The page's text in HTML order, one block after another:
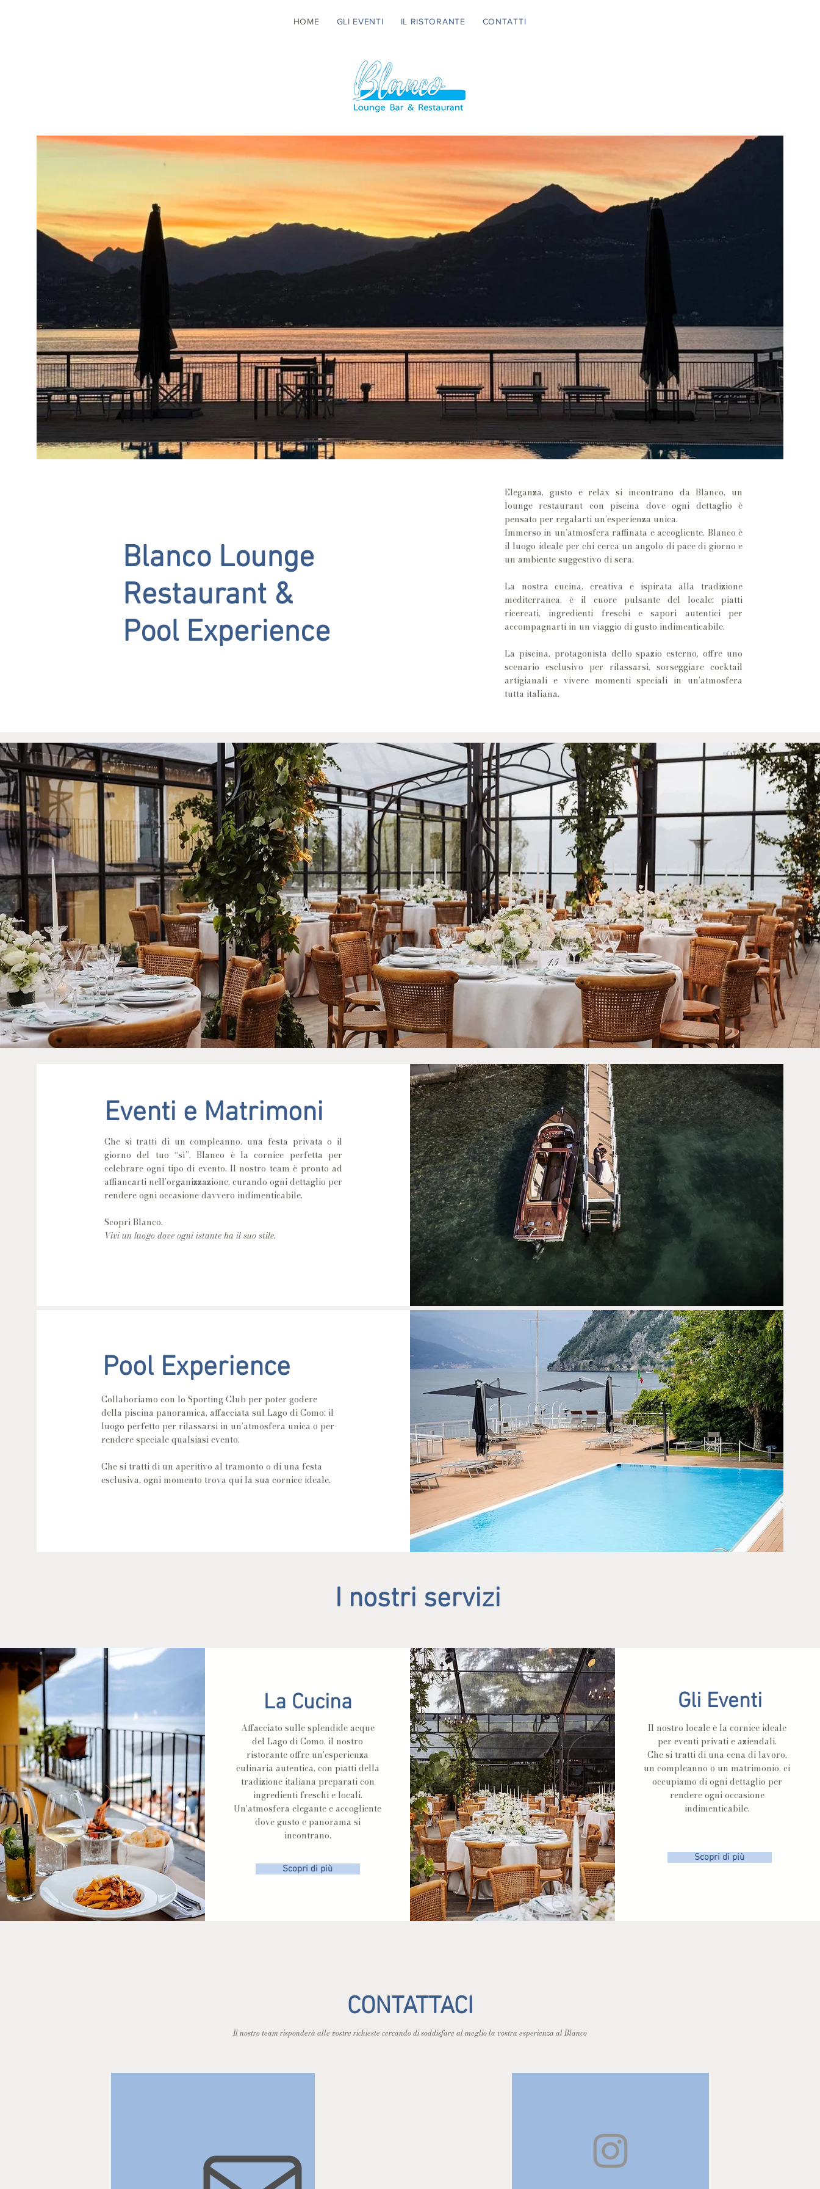
HOME GLI EVENTI IL RISTORANTE CONTATTI
Blanco Lounge
Restaurant &
Pool Experience
Eleganza, gusto e relax si incontrano da Blanco, un
lounge restaurant con piscina dove ogni dettaglio è
pensato per regalarti un’esperienza unica.
Immerso in un’atmosfera raffinata e accogliente, Blanco è
il luogo ideale per chi cerca un angolo di pace di giorno e
un ambiente suggestivo di sera.
La nostra cucina, creativa e ispirata alla tradizione
mediterranea, è il cuore pulsante del locale: piatti
ricercati, ingredienti freschi e sapori autentici per
accompagnarti in un viaggio di gusto indimenticabile.
La piscina, protagonista dello spazio esterno, offre uno
scenario esclusivo per rilassarsi, sorseggiare cocktail
artigianali e vivere momenti speciali in un’atmosfera
tutta italiana.
Eventi e Matrimoni
Che si tratti di un compleanno, una festa privata o il
giorno del tuo “sì”, Blanco è la cornice perfetta per
celebrare ogni tipo di evento. Il nostro team è pronto ad
affiancarti nell’organizzazione, curando ogni dettaglio per
rendere ogni occasione davvero indimenticabile.
Scopri Blanco.
Vivi un luogo dove ogni istante ha il suo stile.
Pool Experience
Collaboriamo con lo Sporting Club per poter godere
della piscina panoramica, affacciata sul Lago di Como: il
luogo perfetto per rilassarsi in un’atmosfera unica o per
rendere speciale qualsiasi evento.
Che si tratti di un aperitivo al tramonto o di una festa
esclusiva, ogni momento trova qui la sua cornice ideale.​
I nostri servizi
La Cucina
Affacciato sulle splendide acque
del Lago di Como, il nostro
ristorante offre un'esperienza
culinaria autentica, con piatti della
tradizione italiana preparati con
ingredienti freschi e locali.
Un'atmosfera elegante e accogliente
dove gusto e panorama si
incontrano.
Scopri di più
Gli Eventi
Il nostro locale è la cornice ideale
per eventi privati e aziendali.
Che si tratti di una cena di lavoro,
un compleanno o un matrimonio, ci
occupiamo di ogni dettaglio per
rendere ogni occasione
indimenticabile.
Scopri di più
CONTATTACI
Il nostro team risponderà alle vostre richieste cercando di soddisfare al meglio la vostra esperienza al Blanco